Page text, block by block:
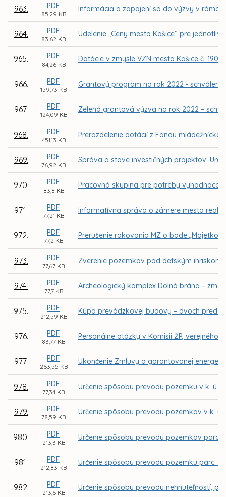
963. PDF
85,29 KB
Informácia o zapojení sa do výzvy v rámci
964. PDF
83,62 KB
Udelenie „Ceny mesta Košice“ pre
965. PDF
84,26 KB
Dotácie v zmysle VZN mesta Košice č. 190
966. PDF
159,73 KB
Grantový program na rok 2022 -
967. PDF
124,09 KB
Zelená grantová výzva na rok 2022 –
968. PDF
451,13 KB
Prerozdelenie dotácií z Fondu
969. PDF
76,92 KB
Správa o stave investičných projektov:
970. PDF
83,8 KB
Pracovná skupina pre potreby
971. PDF
77,21 KB
Informatívna správa o zámere mesta
972. PDF
77,2 KB
Prerušenie rokovania MZ o bode
973. PDF
77,67 KB
Zverenie pozemkov pod detským ihriskom
974. PDF
77,7 KB
Archeologický komplex Dolná brána –
975. PDF
212,59 KB
Kúpa prevádzkovej budovy – dvoch
976. PDF
83,77 KB
Personálne otázky v Komisii ŽP, verejného
977. PDF
263,55 KB
Ukončenie Zmluvy o garantovanej
978. PDF
77,34 KB
Určenie spôsobu prevodu pozemku v k. ú.
979. PDF
78,59 KB
Určenie spôsobu prevodu pozemkov v k.
980. PDF
213,3 KB
Určenie spôsobu prevodu pozemkov parc.
981. PDF
212,83 KB
Určenie spôsobu prevodu pozemku parc.
982. PDF
213,6 KB
Určenie spôsobu prevodu nehnuteľností,